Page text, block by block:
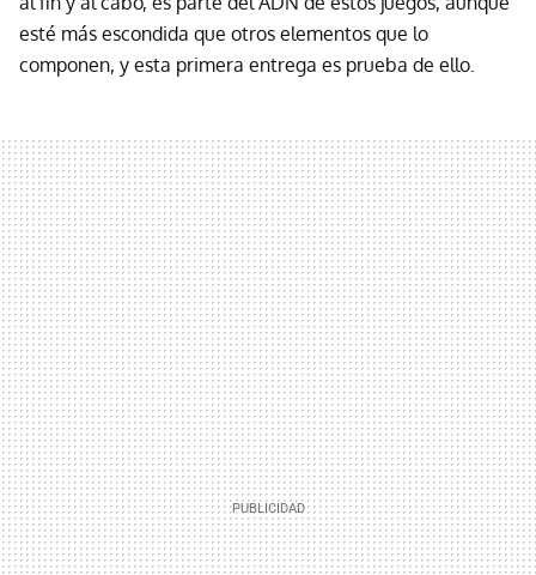
esté más escondida que otros elementos que lo
componen, y esta primera entrega es prueba de ello.